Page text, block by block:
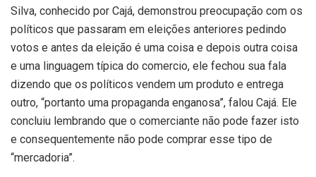
Silva, conhecido por Cajá, demonstrou preocupação com os
políticos que passaram em eleições anteriores pedindo
votos e antes da eleição é uma coisa e depois outra coisa
e uma linguagem típica do comercio, ele fechou sua fala
dizendo que os políticos vendem um produto e entrega
outro, “portanto uma propaganda enganosa”, falou Cajá. Ele
concluiu lembrando que o comerciante não pode fazer isto
e consequentemente não pode comprar esse tipo de
“mercadoria”.